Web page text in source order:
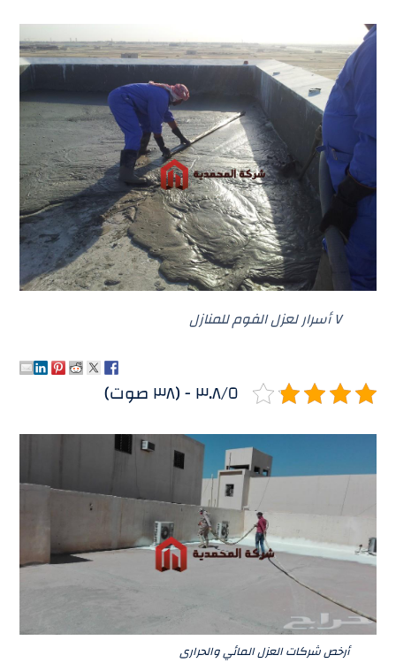
٧ أسرار لعزل الفوم للمنازل
٣.٨/٥ - (٣٨ صوت)
أرخص شركات العزل المائي والحرارى